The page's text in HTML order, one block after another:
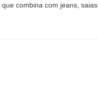
combina com jeans, saias,